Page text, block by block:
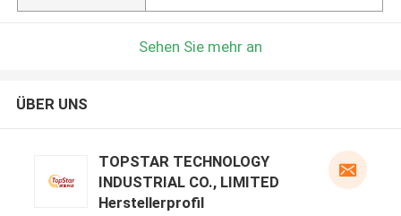
Sehen Sie mehr an
ÜBER UNS
TOPSTAR TECHNOLOGY
INDUSTRIAL CO., LIMITED
Herstellerprofil